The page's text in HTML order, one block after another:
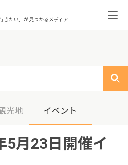
行きたい」が見つかるメディア
光地 イベント
5月23日開催イ